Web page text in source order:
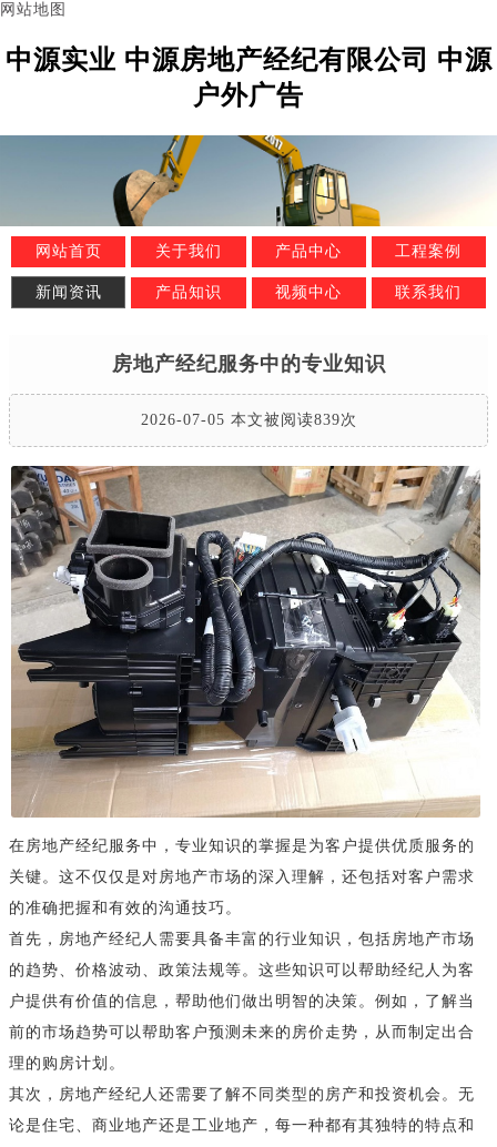
网站地图
中源实业 中源房地产经纪有限公司 中源
户外广告
网站首页 关于我们 产品中心 工程案例
新闻资讯 产品知识 视频中心 联系我们
房地产经纪服务中的专业知识
2026-07-05 本文被阅读839次
在房地产经纪服务中，专业知识的掌握是为客户提供优质服务的
关键。这不仅仅是对房地产市场的深入理解，还包括对客户需求
的准确把握和有效的沟通技巧。
首先，房地产经纪人需要具备丰富的行业知识，包括房地产市场
的趋势、价格波动、政策法规等。这些知识可以帮助经纪人为客
户提供有价值的信息，帮助他们做出明智的决策。例如，了解当
前的市场趋势可以帮助客户预测未来的房价走势，从而制定出合
理的购房计划。
其次，房地产经纪人还需要了解不同类型的房产和投资机会。无
论是住宅、商业地产还是工业地产，每一种都有其独特的特点和